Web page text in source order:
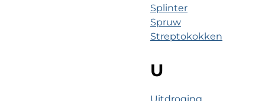
Splinter
Spruw
Streptokokken
U